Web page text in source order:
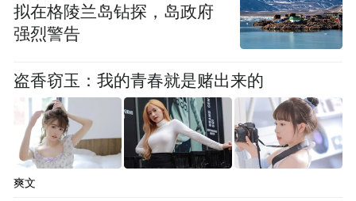
拟在格陵兰岛钻探，岛政府
强烈警告
盗香窃玉：我的青春就是赌出来的
爽文